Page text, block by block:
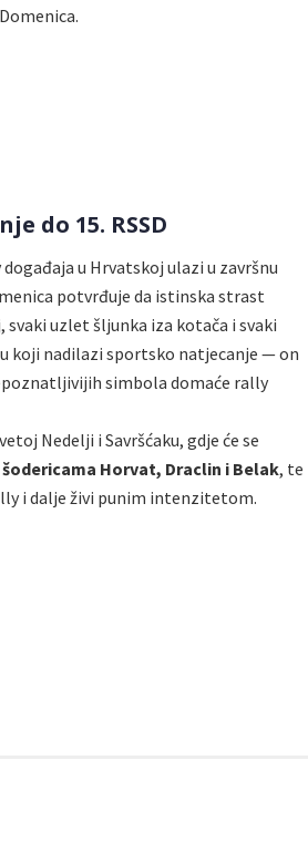
do 15. RSSD
u Hrvatskoj ulazi u završnu
potvrđuje da istinska strast
uzlet šljunka iza kotača i svaki
koji nadilazi sportsko natjecanje — on
simbola domaće rally
Nedelji i Savršćaku, gdje će se
šodericama Horvat, Draclin i Belak, te
i dalje živi punim intenzitetom.